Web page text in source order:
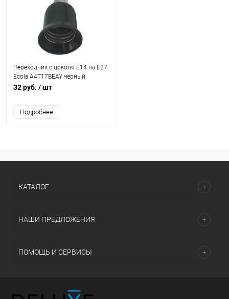
Переходник с цоколя E14 на E27
Ecola A4T17BEAY чёрный
421554
32 руб. / шт
Подробнее
КАТАЛОГ
НАШИ ПРЕДЛОЖЕНИЯ
ПОМОЩЬ И СЕРВИСЫ